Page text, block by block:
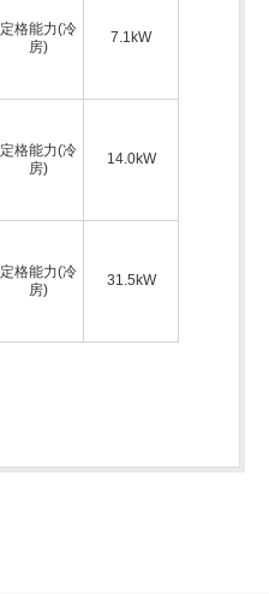
定格能力(冷
房)
7.1kW
定格能力(冷
房)
14.0kW
定格能力(冷
房)
31.5kW